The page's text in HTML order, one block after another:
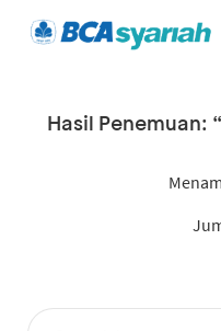
Hasil Penemuan: